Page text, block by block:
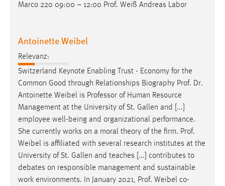
Marco 220 09:00 – 12:00 Prof. Weiß Andreas Labor
Antoinette Weibel
Relevanz:
Switzerland Keynote Enabling Trust - Economy for the
Common Good through Relationships Biography Prof. Dr.
Antoinette Weibel is Professor of Human Resource
Management at the University of St. Gallen and [...]
employee well-being and organizational performance.
She currently works on a moral theory of the firm. Prof.
Weibel is affiliated with several research institutes at the
University of St. Gallen and teaches [...] contributes to
debates on responsible management and sustainable
work environments. In January 2021, Prof. Weibel co-
Cookie Laufzeit:
Chat
MibewSessionID, MIBEW_UserID, mibew_locale, mibew-
chat-frame-style-5e9dbeb1811c0446
Zweck:
Wird benötigt um die Chatfunktion nutzen zu können.
Cookie Laufzeit:
MibewSessionID, mibew-chat-frame-style-